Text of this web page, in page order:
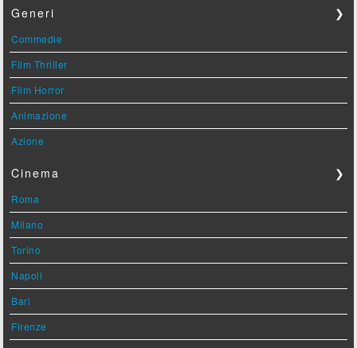
Generi ❯
Commedie
Film Thriller
Film Horror
Animazione
Azione
Cinema ❯
Roma
Milano
Torino
Napoli
Bari
Firenze